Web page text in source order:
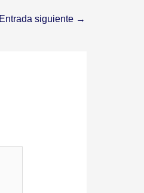
Entrada siguiente →